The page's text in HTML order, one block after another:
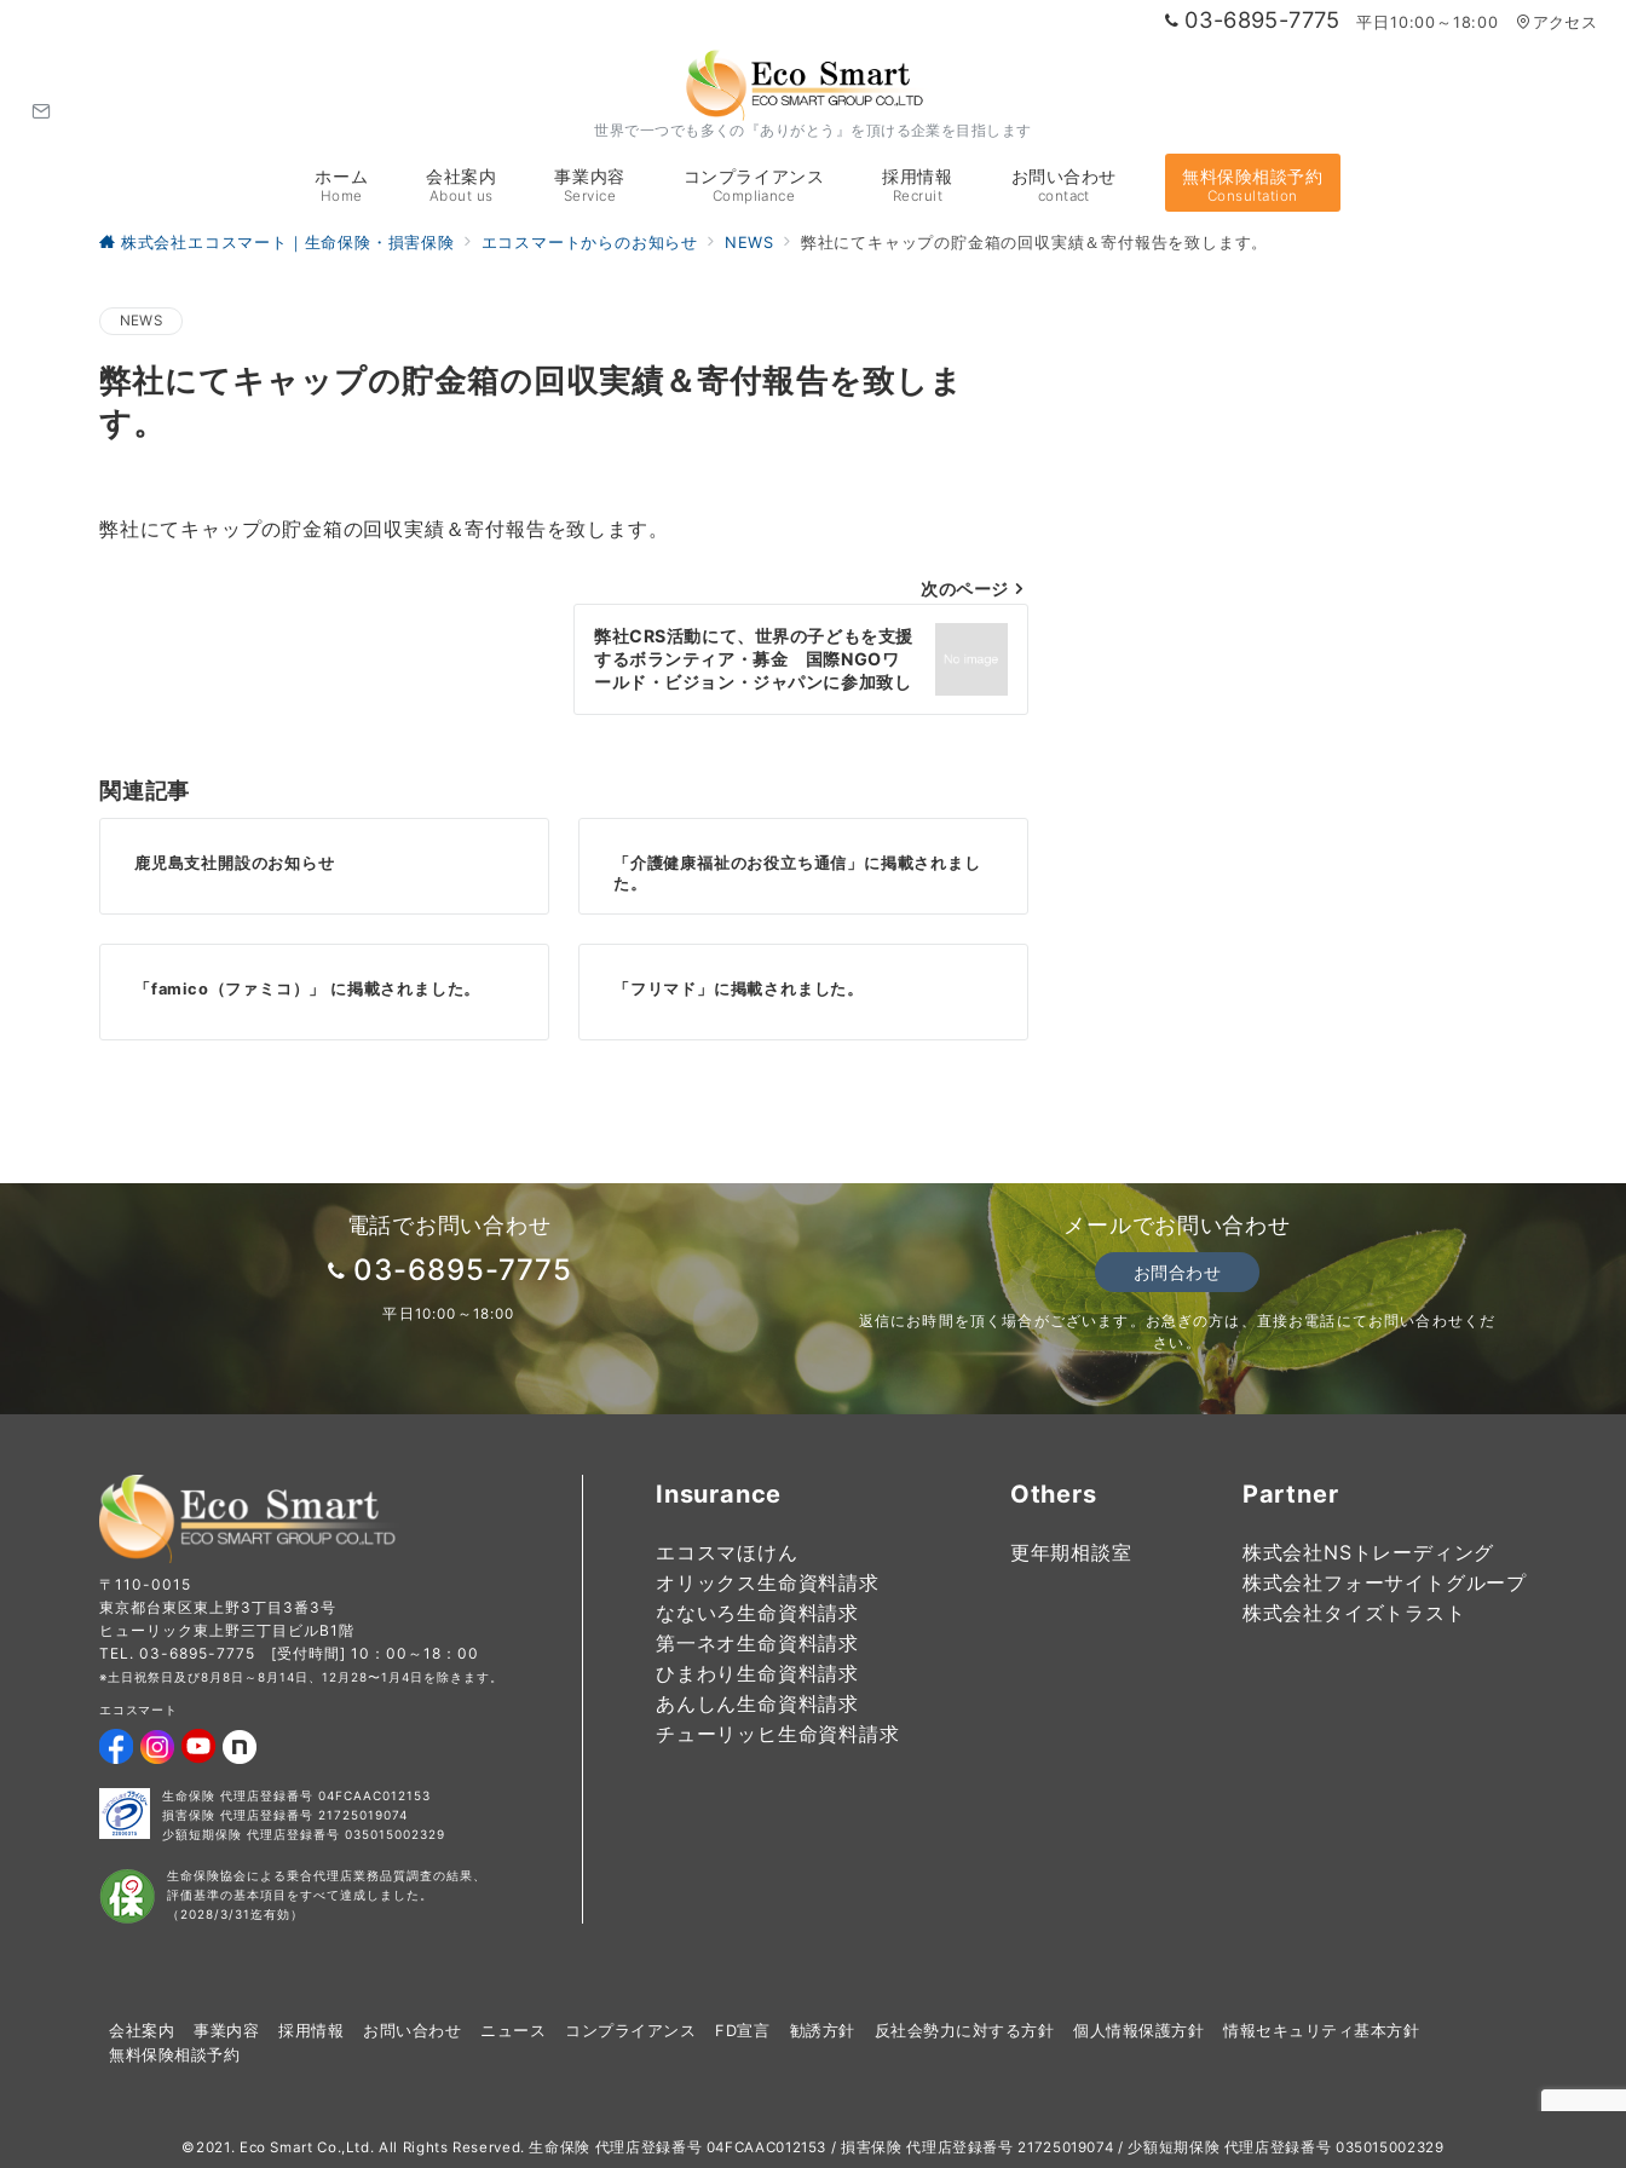
03-6895-7775 平日10:00～18:00 アクセス
世界で一つでも多くの『ありがとう』を頂ける企業を目指します
ホーム
Home
会社案内
About us
事業内容
Service
コンプライアンス
Compliance
採用情報
Recruit
お問い合わせ
contact
無料保険相談予約
Consultation
株式会社エコスマート｜生命保険・損害保険 エコスマートからのお知らせ NEWS 弊社にてキャップの貯金箱の回収実績＆寄付報告を致します。
NEWS
弊社にてキャップの貯金箱の回収実績＆寄付報告を致しま
す。
弊社にてキャップの貯金箱の回収実績＆寄付報告を致します。
ゲ
ー
ョ
ン
次のページ
弊社CRS活動にて、世界の子どもを支援
するボランティア・募金 国際NGOワ
ールド・ビジョン・ジャパンに参加致し
関連記事
鹿児島支社開設のお知らせ
「介護健康福祉のお役立ち通信」に掲載されまし
た。
「famico（ファミコ）」 に掲載されました。 「フリマド」に掲載されました。
電話でお問い合わせ
03-6895-7775
平日10:00～18:00
メールでお問い合わせ
お問合わせ
返信にお時間を頂く場合がございます。お急ぎの方は、直接お電話にてお問い合わせくだ
さい。
Insurance
エコスマほけん
オリックス生命資料請求
なないろ生命資料請求
第一ネオ生命資料請求
ひまわり生命資料請求
あんしん生命資料請求
チューリッヒ生命資料請求
Others
更年期相談室
Partner
株式会社NSトレーディング
株式会社フォーサイトグループ
株式会社タイズトラスト
〒110-0015
東京都台東区東上野3丁目3番3号
ヒューリック東上野三丁目ビルB1階
TEL. 03-6895-7775 [受付時間] 10：00～18：00
※土日祝祭日及び8月8日～8月14日、12月28〜1月4日を除きます。
エコスマート
生命保険 代理店登録番号 04FCAAC012153
損害保険 代理店登録番号 21725019074
少額短期保険 代理店登録番号 035015002329
生命保険協会による乗合代理店業務品質調査の結果、
評価基準の基本項目をすべて達成しました。
（2028/3/31迄有効）
会社案内 事業内容 採用情報 お問い合わせ ニュース コンプライアンス FD宣言 勧誘方針 反社会勢力に対する方針 個人情報保護方針
情報セキュリティ基本方針
無料保険相談予約
©2021. Eco Smart Co.,Ltd. All Rights Reserved. 生命保険 代理店登録番号 04FCAAC012153 / 損害保険 代理店登録番号 21725019074 / 少額短期保険 代理店登録番号 035015002329